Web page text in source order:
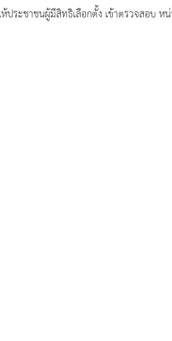
ประชาชนผู้มีสิทธิเลือกตั้ง เข้าตรวจสอบ